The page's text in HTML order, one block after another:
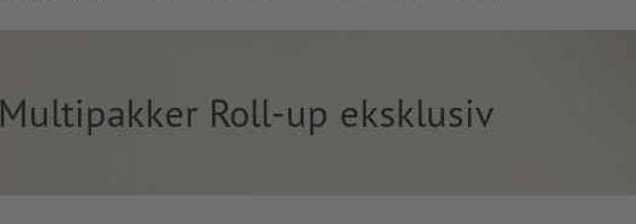
Multipakker Roll-up eksklusiv